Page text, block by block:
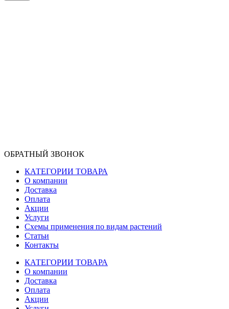
ОБРАТНЫЙ ЗВОНОК
КАТЕГОРИИ ТОВАРА
О компании
Доставка
Оплата
Акции
Услуги
Схемы применения по видам растений
Статьи
Контакты
КАТЕГОРИИ ТОВАРА
О компании
Доставка
Оплата
Акции